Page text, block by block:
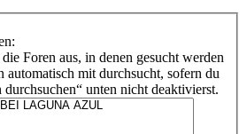
Foren aus, in denen gesucht werden
automatisch mit durchsucht, sofern du
unten nicht deaktivierst.